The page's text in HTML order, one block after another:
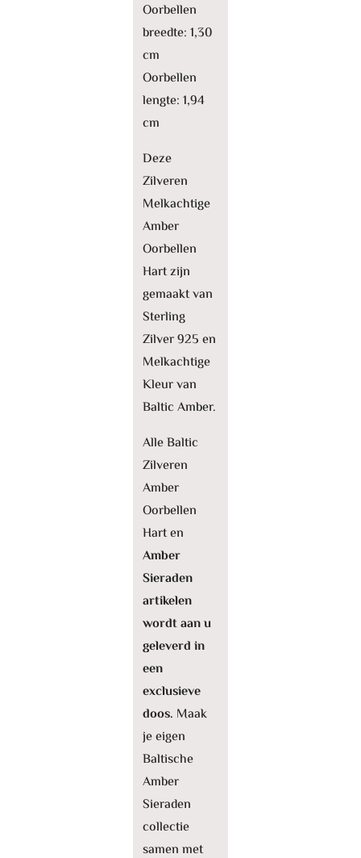
Oorbellen
breedte: 1,30
cm
Oorbellen
lengte: 1,94
cm
Deze
Zilveren
Melkachtige
Amber
Oorbellen
Hart zijn
gemaakt van
Sterling
Zilver 925 en
Melkachtige
Kleur van
Baltic Amber.
Alle Baltic
Zilveren
Amber
Oorbellen
Hart en
Amber
Sieraden
artikelen
wordt aan u
geleverd in
een
exclusieve
doos. Maak
je eigen
Baltische
Amber
Sieraden
collectie
samen met